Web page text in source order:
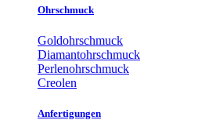
Ohrschmuck
Goldohrschmuck
Diamantohrschmuck
Perlenohrschmuck
Creolen
Anfertigungen